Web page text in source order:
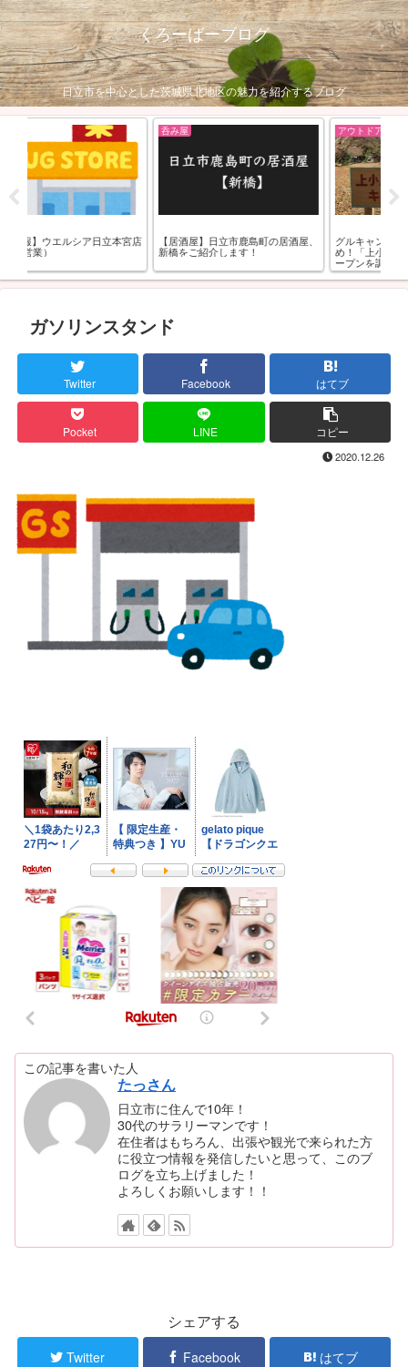
くろーばーブログ
日立市を中心とした茨城県北地区の魅力を紹介するブログ
の居酒屋、
アウトドア
グルキャン・ソロキャンにおすす
め！「上小川キャンプ場」のプレオ
【居酒屋】日立市（弁天町）「ま
せん」を紹介します！！
ガソリンスタンド
Twitter Facebook はてブ
Pocket LINE コピー
2020.12.26
この記事を書いた人
たっさん
日立市に住んで10年！
30代のサラリーマンです！
在住者はもちろん、出張や観光で来られた方
に役立つ情報を発信したいと思って、このブ
ログを立ち上げました！
よろしくお願いします！！
シェアする
Twitter Facebook はてブ